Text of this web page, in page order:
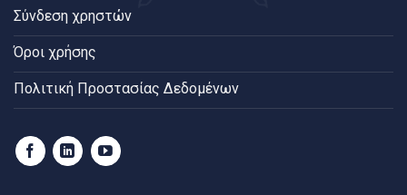
Σύνδεση χρηστών
Όροι χρήσης
Πολιτική Προστασίας Δεδομένων